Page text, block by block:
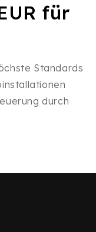
für
Standards
durch